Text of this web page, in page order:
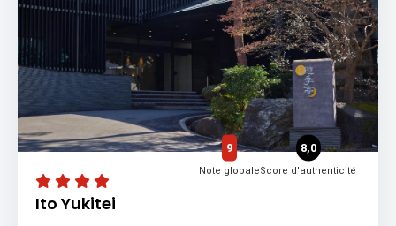
Ito Yukitei
9
Note globale
8,0
Score d'authenticité